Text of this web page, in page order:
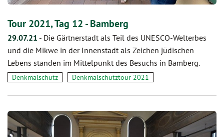
Tour 2021, Tag 12 - Bamberg
29.07.21 - Die Gärtnerstadt als Teil des UNESCO-Welterbes
und die Mikwe in der Innenstadt als Zeichen jüdischen
Lebens standen im Mittelpunkt des Besuchs in Bamberg.
Denkmalschutz Denkmalschutztour 2021